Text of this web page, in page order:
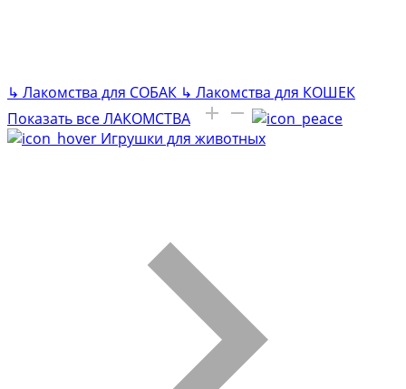
↳ Лакомства для СОБАК ↳ Лакомства для КОШЕК
Показать все ЛАКОМСТВА
Игрушки для животных